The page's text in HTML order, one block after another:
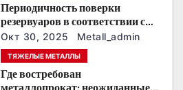
Периодичность поверки
резервуаров в соответствии с
новыми нормативами
Окт 30, 2025 Metall_admin
ТЯЖЕЛЫЕ МЕТАЛЛЫ
Где востребован